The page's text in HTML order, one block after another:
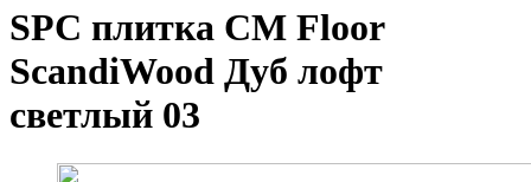
SPC плитка CM Floor
ScandiWood Дуб лофт
светлый 03